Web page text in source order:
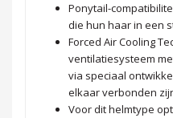
Ponytail-
die hun haar in een
Forced Air Cooling
ventilatiesysteem
via speciaal
elkaar verbonden
Voor dit helmtype